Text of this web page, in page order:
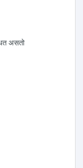
असतो